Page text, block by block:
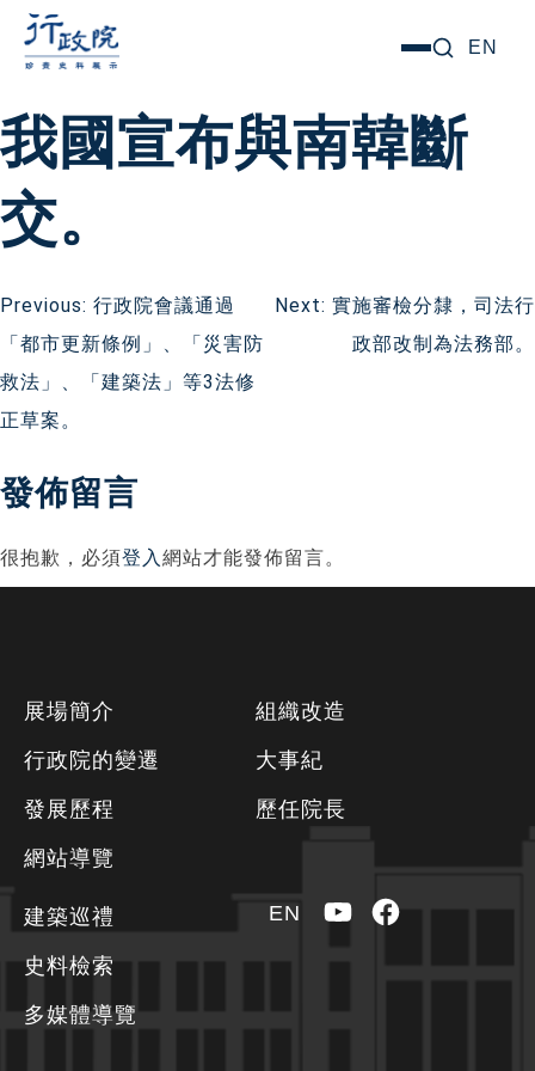
要
內
容
選
EN
我國宣布與南韓斷
交。
文
章
導
覽
Previous: 行政院會議通過
「都市更新條例」、「災害防
救法」、「建築法」等3法修
正草案。
Next: 實施審檢分隸，司法行
政部改制為法務部。
發佈留言
很抱歉，必須登入網站才能發佈留言。
展場簡介
行政院的變遷
發展歷程
網站導覽
組織改造
大事紀
歷任院長
建築巡禮
史料檢索
多媒體導覽
EN YouTubeFacebook